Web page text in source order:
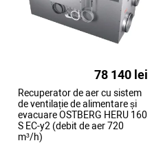
78 140 lei
Recuperator de aer cu sistem
de ventilație de alimentare și
evacuare OSTBERG HERU 160
S EC-y2 (debit de aer 720
m³/h)